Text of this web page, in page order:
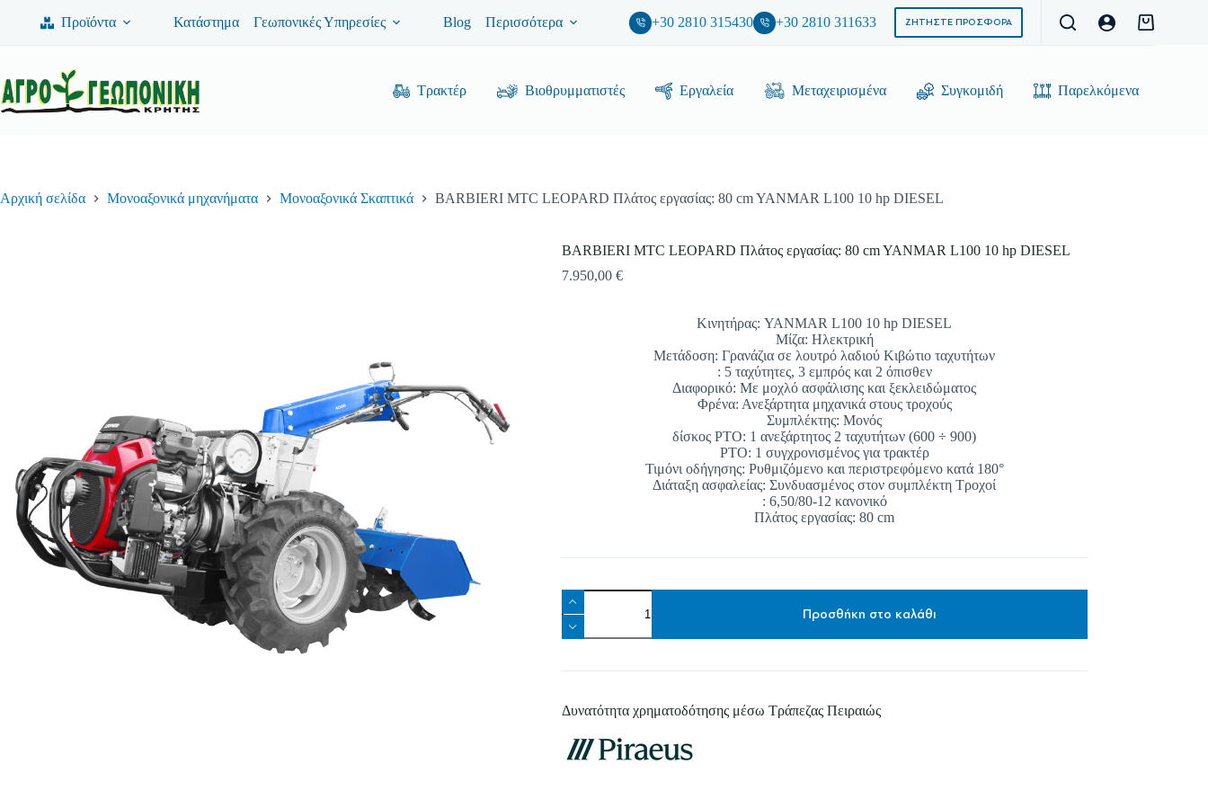
Φόρμα Προσφοράς
Επιλέξτε την εταιρεία που επιθυμείτε
Επιλέξτε είδος
Προϊόντα Κατάστημα Γεωπονικές Υπηρεσίες Blog Περισσότερα +30 2810 315430 +30 2810 311633 ΖΗΤΗΣΤΕ ΠΡΟΣΦΟΡΑ
Καλάθι
Τρακτέρ Βιοθρυμματιστές Εργαλεία Μεταχειρισμένα Συγκομιδή Παρελκόμενα
Αρχική σελίδα Μονοαξονικά μηχανήματα Μονοαξονικά Σκαπτικά BARBIERI MTC LEOPARD Πλάτος εργασίας: 80 cm YANMAR L100 10 hp DIESEL
BARBIERI MTC LEOPARD Πλάτος εργασίας: 80 cm YANMAR L100 10 hp DIESEL
7.950,00 €
Κινητήρας: YANMAR L100 10 hp DIESEL
Μίζα: Ηλεκτρική
Μετάδοση: Γρανάζια σε λουτρό λαδιού Κιβώτιο ταχυτήτων
: 5 ταχύτητες, 3 εμπρός και 2 όπισθεν
Διαφορικό: Με μοχλό ασφάλισης και ξεκλειδώματος
Φρένα: Ανεξάρτητα μηχανικά στους τροχούς
Συμπλέκτης: Μονός
δίσκος PTO: 1 ανεξάρτητος 2 ταχυτήτων (600 ÷ 900)
PTO: 1 συγχρονισμένος για τρακτέρ
Τιμόνι οδήγησης: Ρυθμιζόμενο και περιστρεφόμενο κατά 180°
Διάταξη ασφαλείας: Συνδυασμένος στον συμπλέκτη Τροχοί
: 6,50/80-12 κανονικό
Πλάτος εργασίας: 80 cm
BARBIERI
MTC
LEOPARD
Πλάτος
80
YANMAR
L100
hp
DIESEL
Προσθήκη στο καλάθι
Δυνατότητα χρηματοδότησης μέσω Τράπεζας Πειραιώς